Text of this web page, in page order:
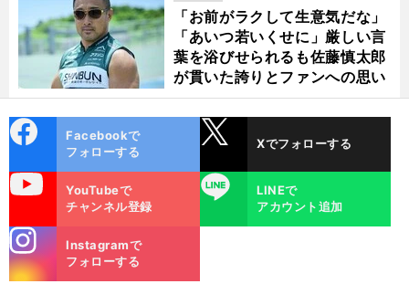
「お前がラクして生意気だな」
「あいつ若いくせに」厳しい言
葉を浴びせられるも佐藤慎太郎
が貫いた誇りとファンへの思い
ok
Facebookで
フォローする
Xでフォローする
YouTubeで
チャンネル登録
LINE
LINEで
アカウント追加
m
Instagramで
フォローする